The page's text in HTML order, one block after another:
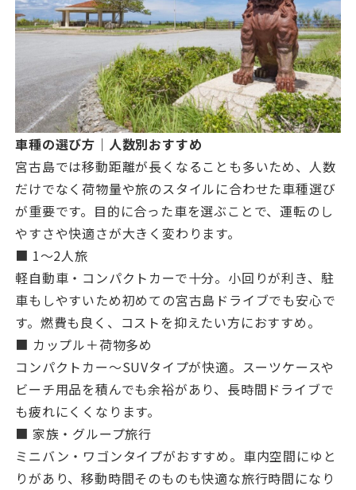
車種の選び方｜人数別おすすめ
宮古島では移動距離が長くなることも多いため、人数
だけでなく荷物量や旅のスタイルに合わせた車種選び
が重要です。目的に合った車を選ぶことで、運転のし
やすさや快適さが大きく変わります。
■ 1〜2人旅
軽自動車・コンパクトカーで十分。小回りが利き、駐
車もしやすいため初めての宮古島ドライブでも安心で
す。燃費も良く、コストを抑えたい方におすすめ。
■ カップル＋荷物多め
コンパクトカー〜SUVタイプが快適。スーツケースや
ビーチ用品を積んでも余裕があり、長時間ドライブで
も疲れにくくなります。
■ 家族・グループ旅行
ミニバン・ワゴンタイプがおすすめ。車内空間にゆと
りがあり、移動時間そのものも快適な旅行時間になり